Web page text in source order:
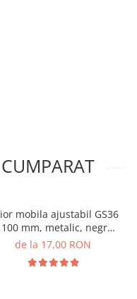
mobila ajustabil GS36
100 mm, metalic, negru
mat
de la 17,00 RON